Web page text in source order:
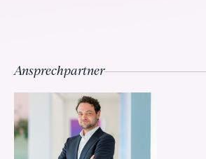
Ansprechpartner